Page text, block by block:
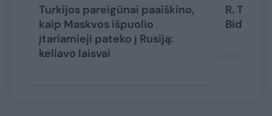
Turkijos pareigūnai paaiškino,
kaip Maskvos išpuolio
įtariamieji pateko į Rusiją:
keliavo laisvai
R. T.
Bidenu